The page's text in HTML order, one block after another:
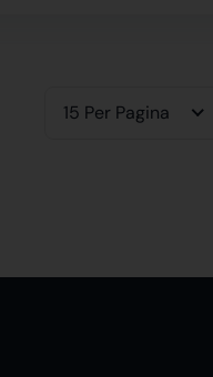
15 Per Pagina